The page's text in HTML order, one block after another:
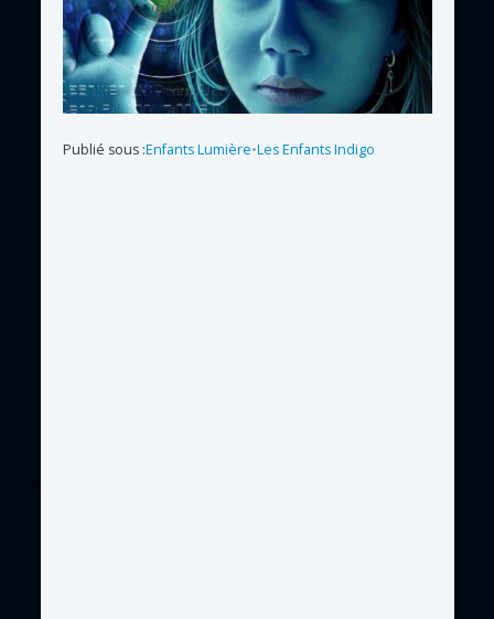
Publié sous :Enfants Lumière•Les Enfants Indigo